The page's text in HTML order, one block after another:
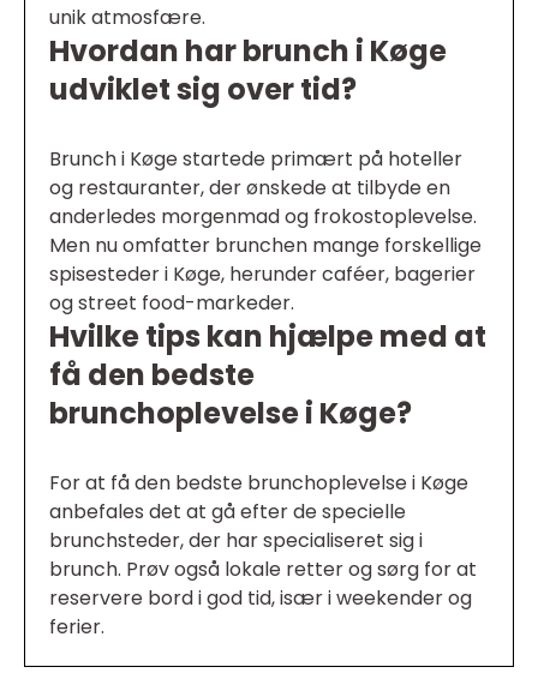
unik atmosfære.
Hvordan har brunch i Køge
udviklet sig over tid?
Brunch i Køge startede primært på hoteller
og restauranter, der ønskede at tilbyde en
anderledes morgenmad og frokostoplevelse.
Men nu omfatter brunchen mange forskellige
spisesteder i Køge, herunder caféer, bagerier
og street food-markeder.
Hvilke tips kan hjælpe med at
få den bedste
brunchoplevelse i Køge?
For at få den bedste brunchoplevelse i Køge
anbefales det at gå efter de specielle
brunchsteder, der har specialiseret sig i
brunch. Prøv også lokale retter og sørg for at
reservere bord i god tid, især i weekender og
ferier.